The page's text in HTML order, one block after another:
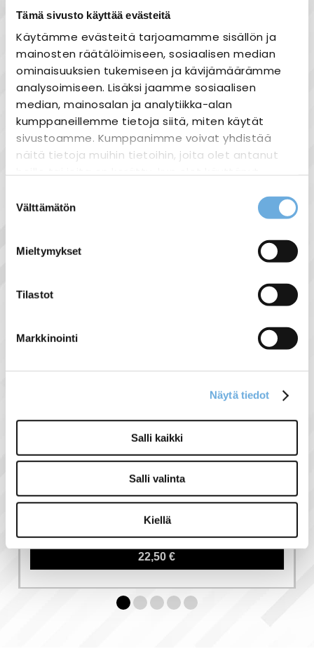
Tämä sivusto käyttää evästeitä
Käytämme evästeitä tarjoamamme sisällön ja
mainosten räätälöimiseen, sosiaalisen median
ominaisuuksien tukemiseen ja kävijämäärämme
analysoimiseen. Lisäksi jaamme sosiaalisen
median, mainosalan ja analytiikka-alan
kumppaneillemme tietoja siitä, miten käytät
sivustoamme. Kumppanimme voivat yhdistää
näitä tietoja muihin tietoihin, joita olet antanut
heille tai joita on kerätty, kun olet käyttänyt
valinta
Välttämätön
Mieltymykset
Tilastot
Markkinointi
Näytä tiedot
Salli kaikki
Salli valinta
Kiellä
Tuotekuvaus
Moeller DIL M50 230V
AC-3: 22kW
230V kelajännite
Lisäkosketinpakat tilattavissa erikseen
Näytä lisää tuotteita
Apukosketinpakka
22,50 €